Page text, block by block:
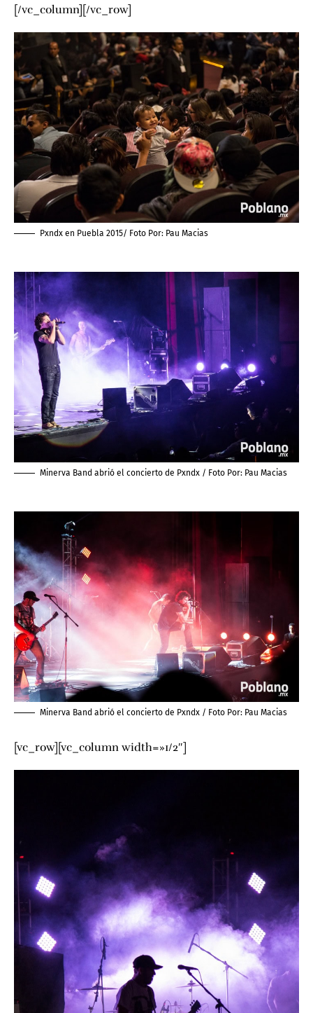
[/vc_column][/vc_row]
Pxndx en Puebla 2015/ Foto Por: Pau Macias
Minerva Band abrió el concierto de Pxndx / Foto Por: Pau Macias
Minerva Band abrió el concierto de Pxndx / Foto Por: Pau Macias
[vc_row][vc_column width=»1/2″]